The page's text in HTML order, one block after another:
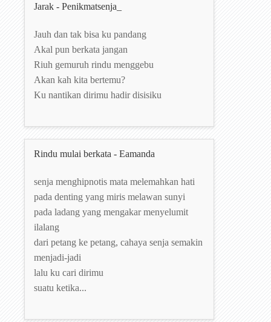
Jarak - Penikmatsenja_
Jauh dan tak bisa ku pandang
Akal pun berkata jangan
Riuh gemuruh rindu menggebu
Akan kah kita bertemu?
Ku nantikan dirimu hadir disisiku
Rindu mulai berkata - Eamanda
senja menghipnotis mata melemahkan hati
pada denting yang miris melawan sunyi
pada ladang yang mengakar menyelumit
ilalang
dari petang ke petang, cahaya senja semakin
menjadi-jadi
lalu ku cari dirimu
suatu ketika...